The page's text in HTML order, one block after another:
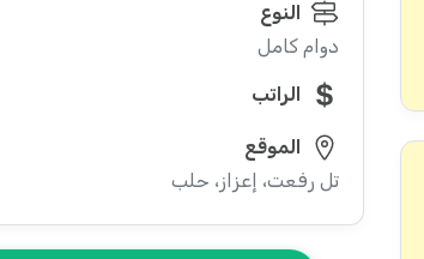
النوع
دوام كامل
الراتب
الموقع
تل رفعت، إعزاز، حلب